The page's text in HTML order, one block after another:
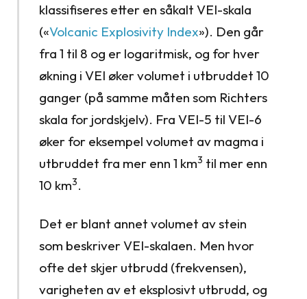
klassifiseres etter en såkalt VEI-skala
(«Volcanic Explosivity Index»). Den går
fra 1 til 8 og er logaritmisk, og for hver
økning i VEI øker volumet i utbruddet 10
ganger (på samme måten som Richters
skala for jordskjelv). Fra VEI-5 til VEI-6
øker for eksempel volumet av magma i
utbruddet fra mer enn 1 km3 til mer enn
10 km3.
Det er blant annet volumet av stein
som beskriver VEI-skalaen. Men hvor
ofte det skjer utbrudd (frekvensen),
varigheten av et eksplosivt utbrudd, og